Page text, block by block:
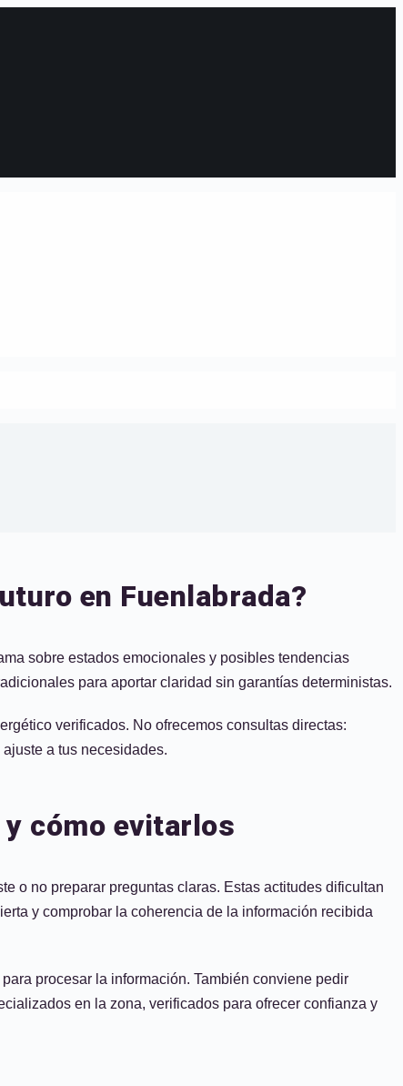
en Fuenlabrada?
sobre estados emocionales y posibles tendencias
para aportar claridad sin garantías deterministas.
verificados. No ofrecemos consultas directas:
a tus necesidades.
cómo evitarlos
o no preparar preguntas claras. Estas actitudes dificultan
y comprobar la coherencia de la información recibida
procesar la información. También conviene pedir
en la zona, verificados para ofrecer confianza y